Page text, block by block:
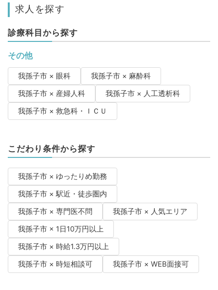
求人を探す
診療科目から探す
その他
我孫子市 × 眼科
我孫子市 × 麻酔科
我孫子市 × 産婦人科
我孫子市 × 人工透析科
我孫子市 × 救急科・ＩＣＵ
こだわり条件から探す
我孫子市 × ゆったりめ勤務
我孫子市 × 駅近・徒歩圏内
我孫子市 × 専門医不問
我孫子市 × 人気エリア
我孫子市 × 1日10万円以上
我孫子市 × 時給1.3万円以上
我孫子市 × 時短相談可
我孫子市 × WEB面接可